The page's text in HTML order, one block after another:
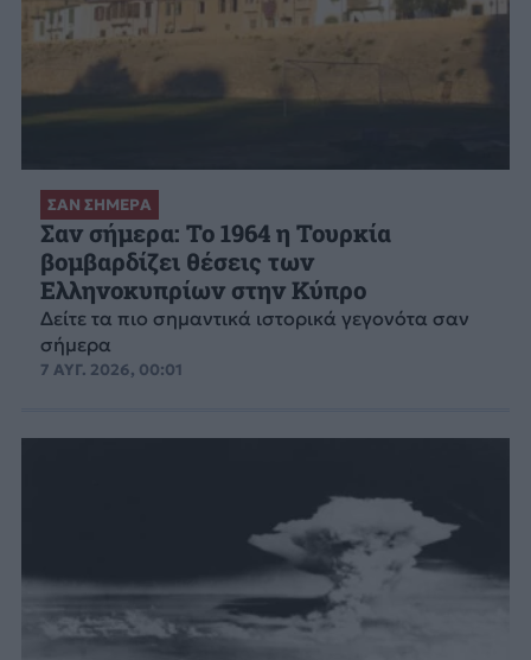
ΣΑΝ ΣΗΜΕΡΑ
Σαν σήμερα: Το 1964 η Τουρκία
βομβαρδίζει θέσεις των
Ελληνοκυπρίων στην Κύπρο
Δείτε τα πιο σημαντικά ιστορικά γεγονότα σαν
σήμερα
7 ΑΥΓ. 2026, 00:01